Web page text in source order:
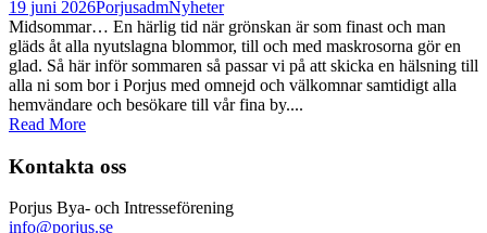
19 juni 2026PorjusadmNyheter
Midsommar… En härlig tid när grönskan är som finast och man
gläds åt alla nyutslagna blommor, till och med maskrosorna gör en
glad. Så här inför sommaren så passar vi på att skicka en hälsning till
alla ni som bor i Porjus med omnejd och välkomnar samtidigt alla
hemvändare och besökare till vår fina by....
Read More
Kontakta oss
Porjus Bya- och Intresseförening
info@porjus.se